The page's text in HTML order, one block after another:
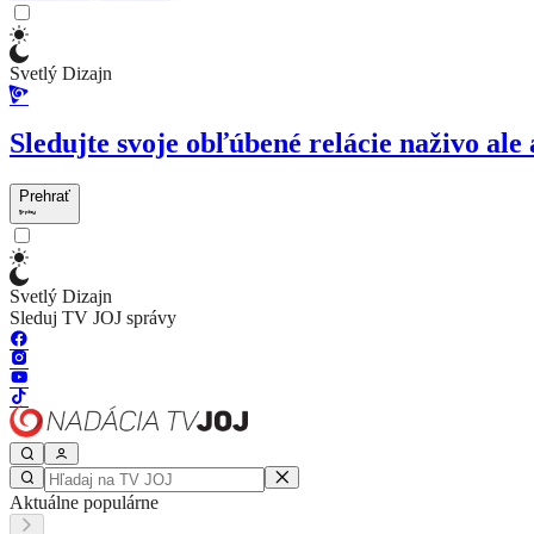
Svetlý Dizajn
Sledujte svoje obľúbené relácie naživo
Prehrať
Svetlý Dizajn
Sleduj TV JOJ správy
Aktuálne populárne